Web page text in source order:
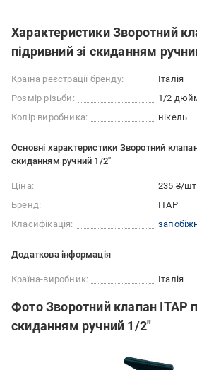
Характеристики Зворотний
підривний зі скиданням
Країна реєстрації бренду:
Італія
Розмір різьби:
1/2
Колір виробника:
нікель
Основні характеристики Зворотний
скиданням ручний 1/2"
Ціна:
235 ₴/
Бренд:
ITAP
Класифікація:
Додаткова інформація
Країна-виробник: Італія
Фото Зворотний клапан ITAP
скиданням ручний 1/2"